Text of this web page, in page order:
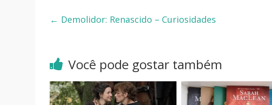
← Demolidor: Renascido – Curiosidades
Você pode gostar também